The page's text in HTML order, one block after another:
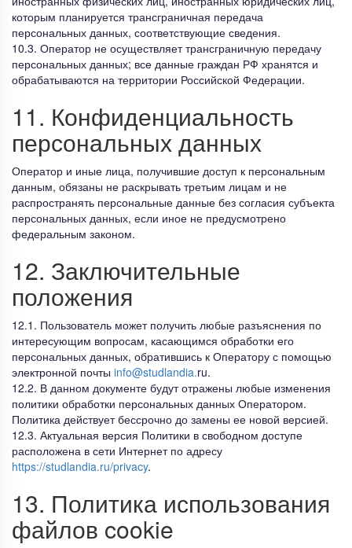
которым планируется трансграничная передача
персональных данных, соответствующие сведения.
10.3. Оператор не осуществляет трансграничную передачу
персональных данных; все данные граждан РФ хранятся и
обрабатываются на территории Российской Федерации.
11. Конфиденциальность
персональных данных
Оператор и иные лица, получившие доступ к персональным
данным, обязаны не раскрывать третьим лицам и не
распространять персональные данные без согласия субъекта
персональных данных, если иное не предусмотрено
федеральным законом.
12. Заключительные
положения
12.1. Пользователь может получить любые разъяснения по
интересующим вопросам, касающимся обработки его
персональных данных, обратившись к Оператору с помощью
электронной почты info@studlandia.ru.
12.2. В данном документе будут отражены любые изменения
политики обработки персональных данных Оператором.
Политика действует бессрочно до замены ее новой версией.
12.3. Актуальная версия Политики в свободном доступе
расположена в сети Интернет по адресу
https://studlandia.ru/privacy.
13. Политика использования
файлов cookie